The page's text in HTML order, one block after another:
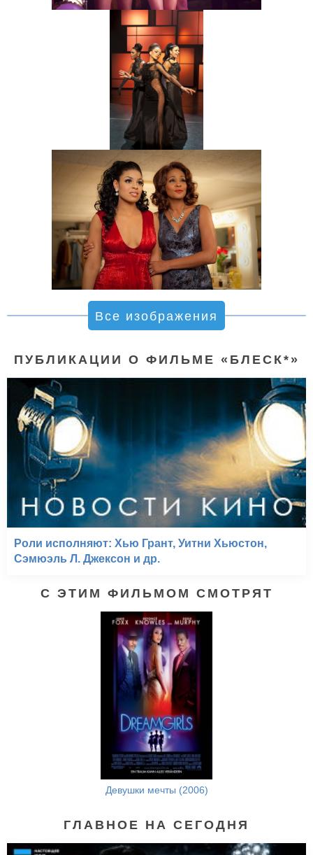
Все изображения
ПУБЛИКАЦИИ О ФИЛЬМЕ «БЛЕСК*»
Роли исполняют: Хью Грант, Уитни Хьюстон,
Сэмюэль Л. Джексон и др.
С ЭТИМ ФИЛЬМОМ СМОТРЯТ
Девушки мечты (2006)
ГЛАВНОЕ НА СЕГОДНЯ